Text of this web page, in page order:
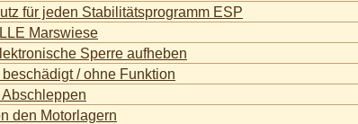
für jeden Stabilitätsprogramm ESP
Marswiese
Sperre aufheben
/ ohne Funktion
den Motorlagern